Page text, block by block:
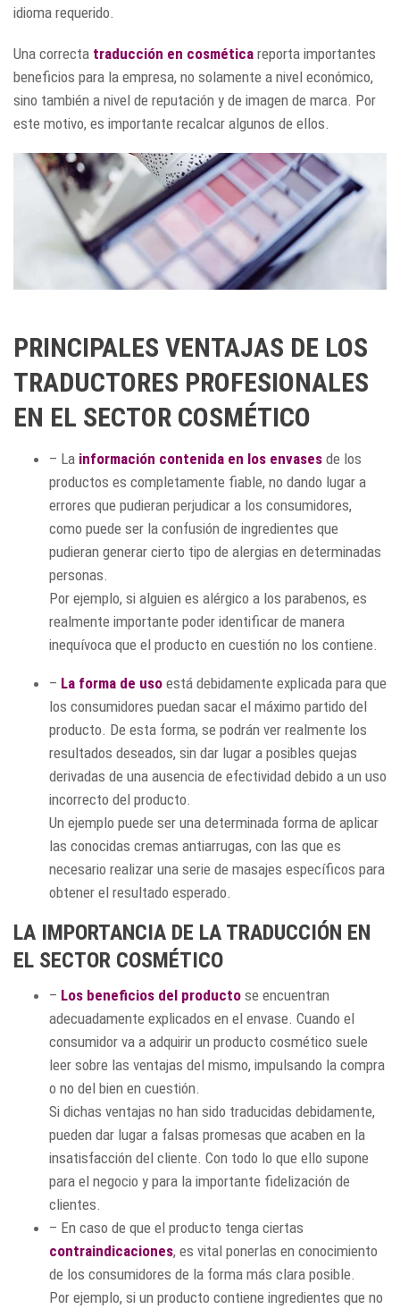
idioma requerido.
Una correcta traducción en cosmética reporta importantes
beneficios para la empresa, no solamente a nivel económico,
sino también a nivel de reputación y de imagen de marca. Por
este motivo, es importante recalcar algunos de ellos.
PRINCIPALES VENTAJAS DE LOS
TRADUCTORES PROFESIONALES
EN EL SECTOR COSMÉTICO
– Lainformación contenida en los envasesde los
productos es completamente fiable, no dando lugar a
errores que pudieran perjudicar a los consumidores,
como puede ser la confusión de ingredientes que
pudieran generar cierto tipo de alergias en determinadas
personas.
Por ejemplo, si alguien es alérgico a los parabenos, es
realmente importante poder identificar de manera
inequívoca que el producto en cuestión no los contiene.
– La forma de usoestá debidamente explicada para que
los consumidores puedan sacar el máximo partido del
producto. De esta forma, se podrán ver realmente los
resultados deseados, sin dar lugar a posibles quejas
derivadas de una ausencia de efectividad debido a un uso
incorrecto del producto.
Un ejemplo puede ser una determinada forma de aplicar
las conocidas cremas antiarrugas, con las que es
necesario realizar una serie de masajes específicos para
obtener el resultado esperado.
LA IMPORTANCIA DE LA TRADUCCIÓN EN
EL SECTOR COSMÉTICO
– Los beneficios del productose encuentran
adecuadamente explicados en el envase. Cuando el
consumidor va a adquirir un producto cosmético suele
leer sobre las ventajas del mismo, impulsando la compra
o no del bien en cuestión.
Si dichas ventajas no han sido traducidas debidamente,
pueden dar lugar a falsas promesas que acaben en la
insatisfacción del cliente. Con todo lo que ello supone
para el negocio y para la importante fidelización de
clientes.
– En caso de que el producto tenga ciertas
contraindicaciones, es vital ponerlas en conocimiento
de los consumidores de la forma más clara posible.
Por ejemplo, si un producto contiene ingredientes que no